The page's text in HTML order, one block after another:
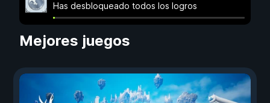
Has desbloqueado todos los logros
Mejores juegos